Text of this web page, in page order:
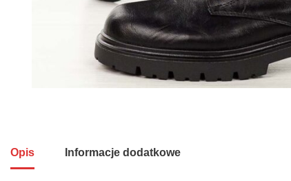
Opis Informacje dodatkowe